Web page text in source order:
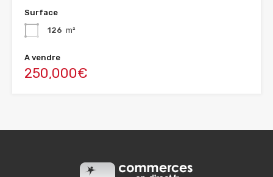
Surface
126 m²
A vendre
250,000€